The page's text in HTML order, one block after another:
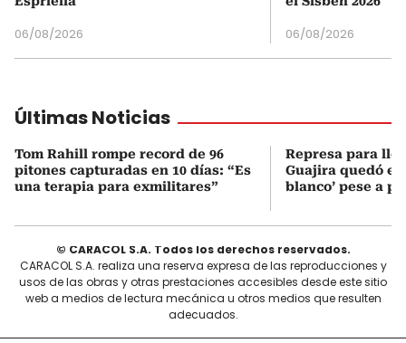
06/08/2026 06/08/2026
Últimas Noticias
Tom Rahill rompe record de 96
pitones capturadas en 10 días: “Es
una terapia para exmilitares”
Represa para
Guajira quedó en
blanco’ pese a
© CARACOL S.A. Todos los derechos reservados.
CARACOL S.A. realiza una reserva expresa de las reproducciones y
usos de las obras y otras prestaciones accesibles desde este sitio
web a medios de lectura mecánica u otros medios que resulten
adecuados.